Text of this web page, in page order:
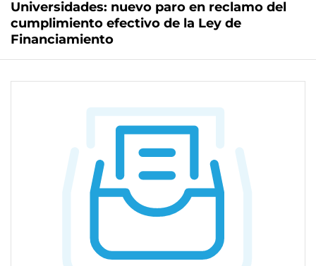
Universidades: nuevo paro en reclamo del
cumplimiento efectivo de la Ley de
Financiamiento